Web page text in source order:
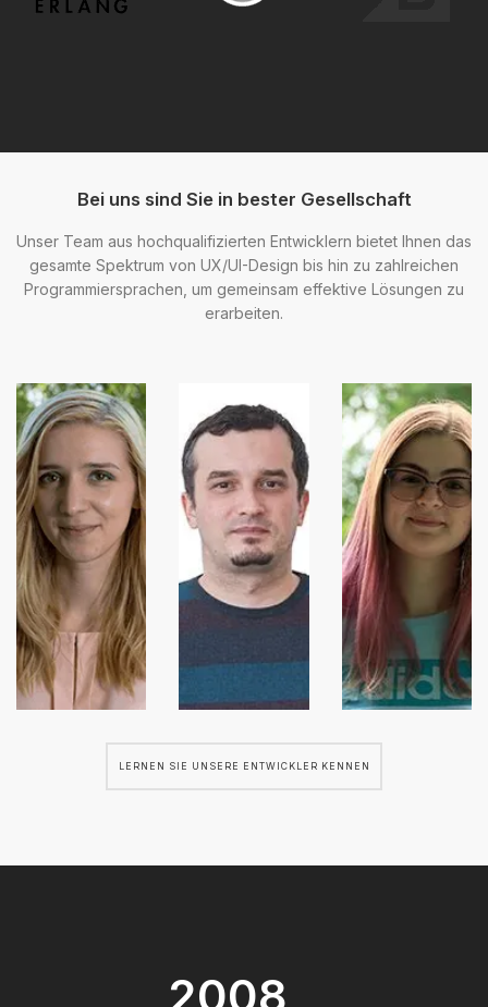
Bei uns sind Sie in bester Gesellschaft
Unser Team aus hochqualifizierten Entwicklern bietet Ihnen das
gesamte Spektrum von UX/UI-Design bis hin zu zahlreichen
Programmiersprachen, um gemeinsam effektive Lösungen zu
erarbeiten.
LERNEN SIE UNSERE ENTWICKLER KENNEN
2008